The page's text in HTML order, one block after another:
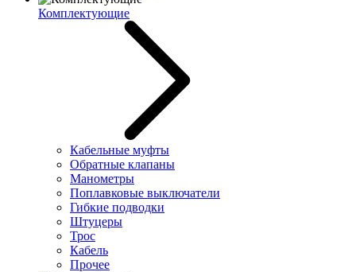
Комплектующие
Кабельные муфты
Обратные клапаны
Манометры
Поплавковые выключатели
Гибкие подводки
Штуцеры
Трос
Кабель
Прочее